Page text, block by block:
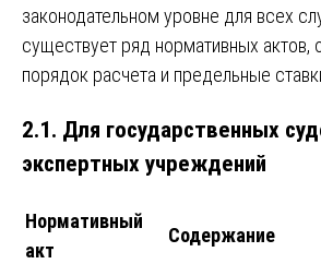
законодательном уровне для всех
существует ряд нормативных
порядок расчета и предельные
2.1. Для государственных
экспертных учреждений
Нормативный
акт
Содержание